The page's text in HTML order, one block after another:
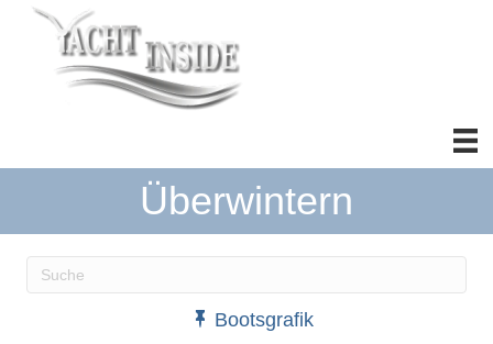
Überwintern
Wenn die Ergebnisse der automatischen
Bootsgrafik